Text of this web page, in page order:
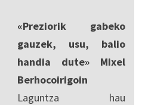
«Preziorik gabeko
gauzek, usu, balio
handia dute» Mixel
Berhocoirigoin
Laguntza hau